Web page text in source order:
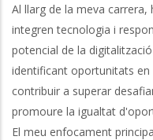
Al llarg de la meva
integren tecnologia i
potencial de la
identificant oportunitats en
contribuir a superar
promoure la igualtat
El meu enfocament